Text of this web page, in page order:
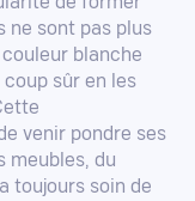
ne sont pas plus
blanche
sûr en les
venir pondre ses
meubles, du
toujours soin de